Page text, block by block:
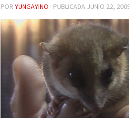
POR YUNGAYINO · PUBLICADA JUNIO 22,